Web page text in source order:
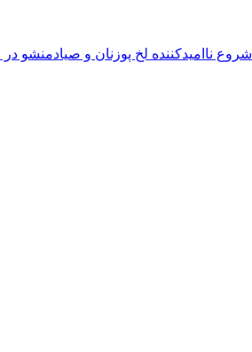
شروع ناامیدکننده لخ پوزنان و صیادمنشو در